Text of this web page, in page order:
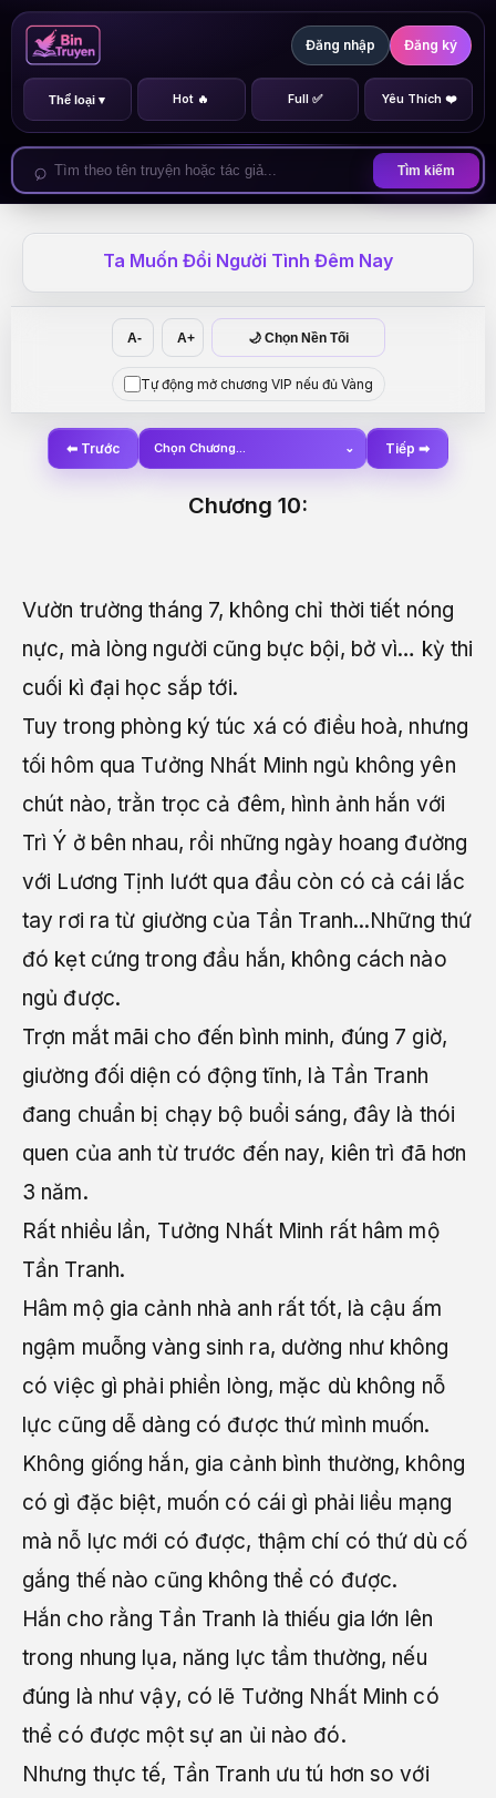
Đăng nhập Đăng ký
Thể loại ▾ Hot 🔥 Full ✅ Yêu Thích ❤️
Tìm kiếm
Ta Muốn Đổi Người Tình Đêm Nay
A- A+ 🌙 Chọn Nền Tối
Tự động mở chương VIP nếu đủ Vàng
⬅ Trước Chọn Chương... ⌄ Tiếp ➡
Chương 10:
Vườn trường tháng 7, không chỉ thời tiết nóng
nực, mà lòng người cũng bực bội, bở vì… kỳ thi
cuối kì đại học sắp tới.
Tuy trong phòng ký túc xá có điều hoà, nhưng
tối hôm qua Tưởng Nhất Minh ngủ không yên
chút nào, trằn trọc cả đêm, hình ảnh hắn với
Trì Ý ở bên nhau, rồi những ngày hoang đường
với Lương Tịnh lướt qua đầu còn có cả cái lắc
tay rơi ra từ giường của Tần Tranh...Những thứ
đó kẹt cứng trong đầu hắn, không cách nào
ngủ được.
Trợn mắt mãi cho đến bình minh, đúng 7 giờ,
giường đối diện có động tĩnh, là Tần Tranh
đang chuẩn bị chạy bộ buổi sáng, đây là thói
quen của anh từ trước đến nay, kiên trì đã hơn
3 năm.
Rất nhiều lần, Tưởng Nhất Minh rất hâm mộ
Tần Tranh.
Hâm mộ gia cảnh nhà anh rất tốt, là cậu ấm
ngậm muỗng vàng sinh ra, dường như không
có việc gì phải phiền lòng, mặc dù không nỗ
lực cũng dễ dàng có được thứ mình muốn.
Không giống hắn, gia cảnh bình thường, không
có gì đặc biệt, muốn có cái gì phải liều mạng
mà nỗ lực mới có được, thậm chí có thứ dù cố
gắng thế nào cũng không thể có được.
Hắn cho rằng Tần Tranh là thiếu gia lớn lên
trong nhung lụa, năng lực tầm thường, nếu
đúng là như vậy, có lẽ Tưởng Nhất Minh có
thể có được một sự an ủi nào đó.
Nhưng thực tế, Tần Tranh ưu tú hơn so với